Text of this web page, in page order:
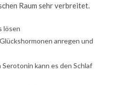
Raum sehr verbreitet.
lösen
anregen und
kann es den Schlaf